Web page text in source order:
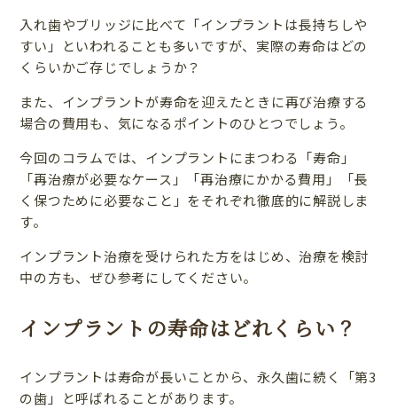
入れ歯やブリッジに比べて「インプラントは長持ちしや
すい」といわれることも多いですが、実際の寿命はどの
くらいかご存じでしょうか？
また、インプラントが寿命を迎えたときに再び治療する
場合の費用も、気になるポイントのひとつでしょう。
今回のコラムでは、インプラントにまつわる「寿命」
「再治療が必要なケース」「再治療にかかる費用」「長
く保つために必要なこと」をそれぞれ徹底的に解説しま
す。
インプラント治療を受けられた方をはじめ、治療を検討
中の方も、ぜひ参考にしてください。
インプラントの寿命はどれくらい？
インプラントは寿命が長いことから、永久歯に続く「第3
の歯」と呼ばれることがあります。